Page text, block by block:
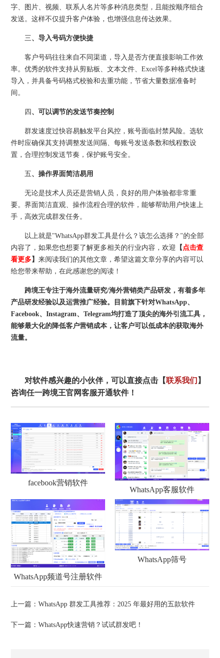
字、图片、视频、联系人名片等多种消息类型，且能按顺序组合
发送。这样不仅提升客户体验，也增强信息传达效果。
三、导入号码方便快捷
客户号码往往来自不同渠道，导入是否方便直接影响工作效
率。优秀的软件支持从剪贴板、文本文件、Excel等多种格式快速
导入，并具备号码格式校验和去重功能，节省大量数据准备时
间。
四 、可以调节的发送节奏控制
群发速度过快容易触发平台风控，账号面临封禁风险。选软
件时应确保其支持调整发送间隔、每账号发送条数和线程数设
置，合理控制发送节奏，保护账号安全。
五、操作界面简洁易用
无论是技术人员还是营销人员，良好的用户体验都非常重
要。界面简洁直观、操作流程合理的软件，能够帮助用户快速上
手，高效完成群发任务。
以上就是"WhatsApp群发工具是什么？该怎么选择？"的全部
内容了，如果您也想要了解更多相关的行业内容，欢迎 【 点击查
看更多】来阅读我们的其他文章，希望这篇文章分享的内容可以
给您带来帮助，在此感谢您的阅读！
跨境王专注于海外流量研究/海外营销类产品研发，有着多年
产品研发经验以及运营推广经验。目前旗下针对WhatsApp、
Facebook、Instagram、Telegram均打造了顶尖的海外引流工具，
能够最大化的降低客户营销成本，让客户可以低成本的获取海外
流量。
对软件感兴趣的小伙伴，可以直接点击【联系我们 】
咨询任一跨境王官网客服开通软件！
facebook营销软件
WhatsApp客服软件
WhatsApp频道号注册软件
WhatsApp筛号
上一篇：WhatsApp 群发工具推荐：2025 年最好用的五款软件
下一篇：WhatsApp快速营销？试试群发吧！